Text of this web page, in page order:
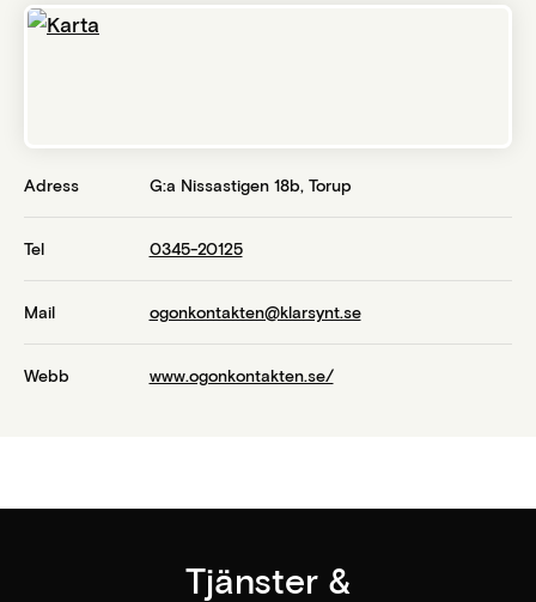
Adress G:a Nissastigen 18b, Torup
Tel 0345-20125
Mail ogonkontakten@klarsynt.se
Webb www.ogonkontakten.se/
Tjänster &